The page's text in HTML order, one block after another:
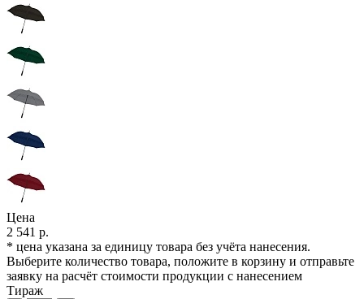
Цена
2 541 р.
* цена указана за единицу товара без учёта нанесения.
Выберите количество товара, положите в корзину и отправьте
заявку на расчёт стоимости продукции с нанесением
Тираж